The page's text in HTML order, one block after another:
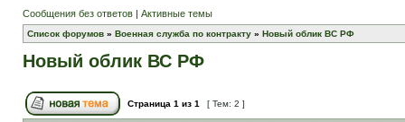
Сообщения без ответов | Активные темы
Список форумов » Военная служба по контракту » Новый облик ВС РФ
Новый облик ВС РФ
Страница 1 из 1 [ Тем: 2 ]